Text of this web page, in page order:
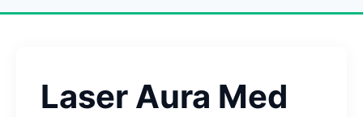
Laser Aura Med